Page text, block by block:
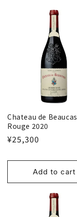
Chateau de
Rouge 2020
¥25,300
Add to cart